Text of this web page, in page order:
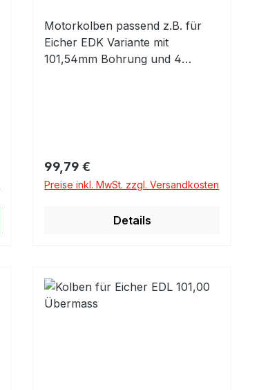
Motorkolben passend z.B. für
Eicher EDK Variante mit
101,54mm Bohrung und 4
Regulärer Preis:
99,79 €
Preise inkl. MwSt. zzgl. Versandkosten
Details